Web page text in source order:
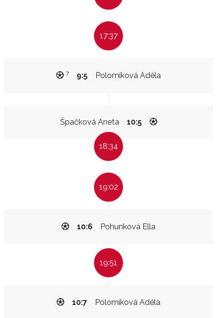
17:37
Polomíková Adéla
9:5
7
Špačková Aneta 10:5
18:34
19:02
Pohunková Ella
10:6
19:51
Polomíková Adéla
10:7